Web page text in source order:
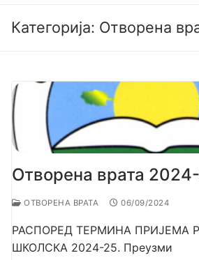
Категорија: Отворена
Отворена врата
ОТВОРЕНА ВРАТА 06/09/2024
РАСПОРЕД ТЕРМИНА ПРИЈЕМА
ШКОЛСКА 2024-25. Преузми